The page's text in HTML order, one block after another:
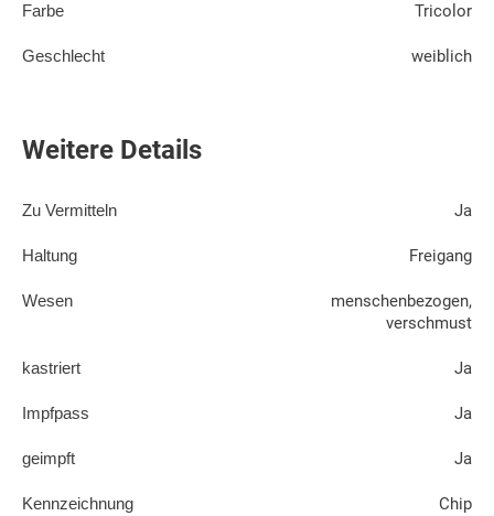
Farbe Tricolor
Geschlecht weiblich
Weitere Details
Zu Vermitteln Ja
Haltung Freigang
Wesen
menschenbezogen,
verschmust
kastriert Ja
Impfpass Ja
geimpft Ja
Kennzeichnung Chip